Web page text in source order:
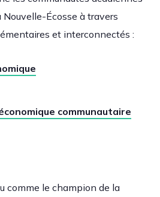
Écosse à travers
et interconnectés :
communautaire
comme le champion de la